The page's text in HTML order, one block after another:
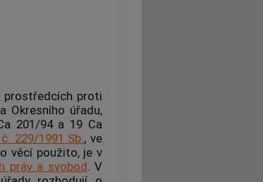
prostředcích proti
Okresního úřadu,
201/94 a 19 Ca
229/1991 Sb., ve
věcí použito, je v
práv a svobod. V